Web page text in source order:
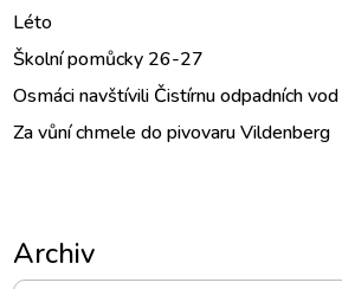
Léto
Školní pomůcky 26-27
Osmáci navštívili Čistírnu odpadních
Za vůní chmele do pivovaru Vildenberg
ArchivArchiv